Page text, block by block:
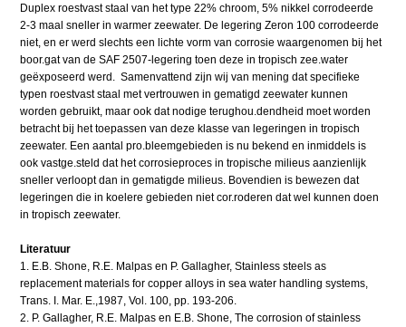
Duplex roestvast staal van het type 22% chroom, 5% nikkel corrodeerde
2-3 maal sneller in warmer zeewater. De legering Zeron 100 corrodeerde
niet, en er werd slechts een lichte vorm van corrosie waargenomen bij het
boor.gat van de SAF 2507-legering toen deze in tropisch zee.water
geëxposeerd werd. Samenvattend zijn wij van mening dat specifieke
typen roestvast staal met vertrouwen in gematigd zeewater kunnen
worden gebruikt, maar ook dat nodige terughou.dendheid moet worden
betracht bij het toepassen van deze klasse van legeringen in tropisch
zeewater. Een aantal pro.bleemgebieden is nu bekend en inmiddels is
ook vastge.steld dat het corrosieproces in tropische milieus aanzienlijk
sneller verloopt dan in gematigde milieus. Bovendien is bewezen dat
legeringen die in koelere gebieden niet cor.roderen dat wel kunnen doen
in tropisch zeewater.
Literatuur
1. E.B. Shone, R.E. Malpas en P. Gallagher, Stainless steels as
replacement materials for copper alloys in sea water handling systems,
Trans. I. Mar. E.,1987, Vol. 100, pp. 193-206.
2. P. Gallagher, R.E. Malpas en E.B. Shone, The corrosion of stainless